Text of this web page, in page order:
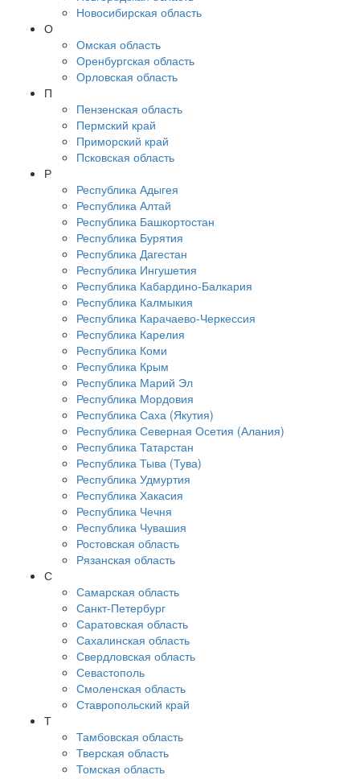
Новосибирская область
О
Омская область
Оренбургская область
Орловская область
П
Пензенская область
Пермский край
Приморский край
Псковская область
Р
Республика Адыгея
Республика Алтай
Республика Башкортостан
Республика Бурятия
Республика Дагестан
Республика Ингушетия
Республика Кабардино-Балкария
Республика Калмыкия
Республика Карачаево-Черкессия
Республика Карелия
Республика Коми
Республика Крым
Республика Марий Эл
Республика Мордовия
Республика Саха (Якутия)
Республика Северная Осетия (Алания)
Республика Татарстан
Республика Тыва (Тува)
Республика Удмуртия
Республика Хакасия
Республика Чечня
Республика Чувашия
Ростовская область
Рязанская область
С
Самарская область
Санкт-Петербург
Саратовская область
Сахалинская область
Свердловская область
Севастополь
Смоленская область
Ставропольский край
Т
Тамбовская область
Тверская область
Томская область